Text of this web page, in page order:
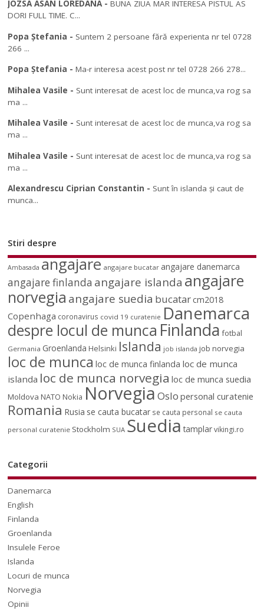
JOZSA ASAN LOREDANA-BUNA ZIUA MAR INTERESA PISTUL AS
DORI FULL TIME. C...
Popa Ștefania - Suntem 2 persoane fără experienta nr tel 0728
266 ...
Popa Ștefania -Ma-r interesa acest post nr tel 0728 266 278...
Mihalea Vasile - Sunt interesat de acest loc de munca,va rog sa
ma ...
Mihalea Vasile - Sunt interesat de acest loc de munca,va rog sa
ma ...
Mihalea Vasile - Sunt interesat de acest loc de munca,va rog sa
ma ...
Alexandrescu Ciprian Constantin - Sunt în islanda și caut de
munca...
Stiri despre
Ambasada angajare angajare bucatar angajare danemarca
angajare finlanda angajare islanda angajare
norvegia angajare suedia bucatarcm2018
Copenhaga coronavirus covid 19 curatenie Danemarca
despre locul de munca Finlanda fotbal
Germania Groenlanda Helsinki Islanda job islanda job norvegia
loc de munca loc de munca finlanda loc de munca
islanda loc de munca norvegia loc de munca suedia
Moldova NATO Nokia NorvegiaOslo personal curatenie
Romania Rusia se cauta bucatar se cauta personal se cauta
personal curatenie Stockholm SUA Suedia tamplar vikingi.ro
Categorii
Danemarca
English
Finlanda
Groenlanda
Insulele Feroe
Islanda
Locuri de munca
Norvegia
Opinii